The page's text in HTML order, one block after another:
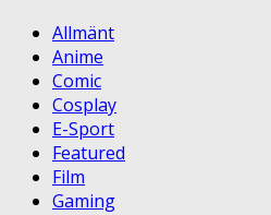
Allmänt
Anime
Comic
Cosplay
E-Sport
Featured
Film
Gaming